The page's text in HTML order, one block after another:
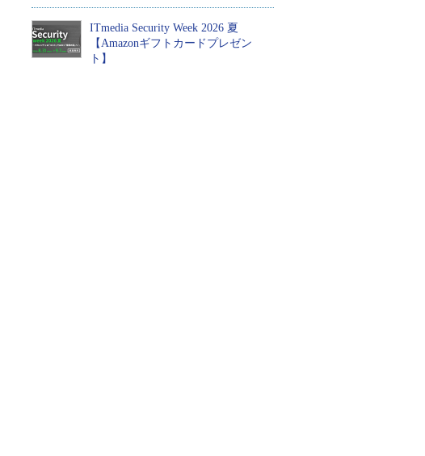
ITmedia Security Week 2026 夏
【Amazonギフトカードプレゼン
ト】